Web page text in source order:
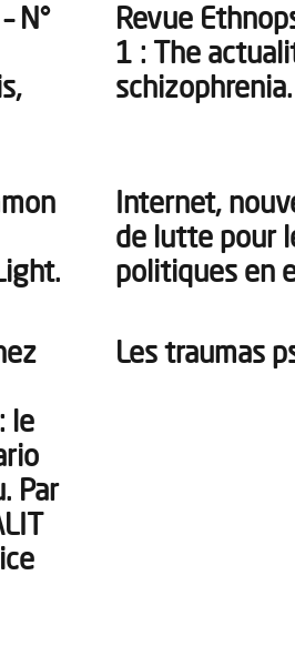
N°
Revue
1 : The
schizophrenia.
Internet,
de lutte pour
politiques en
le
Par
Les traumas